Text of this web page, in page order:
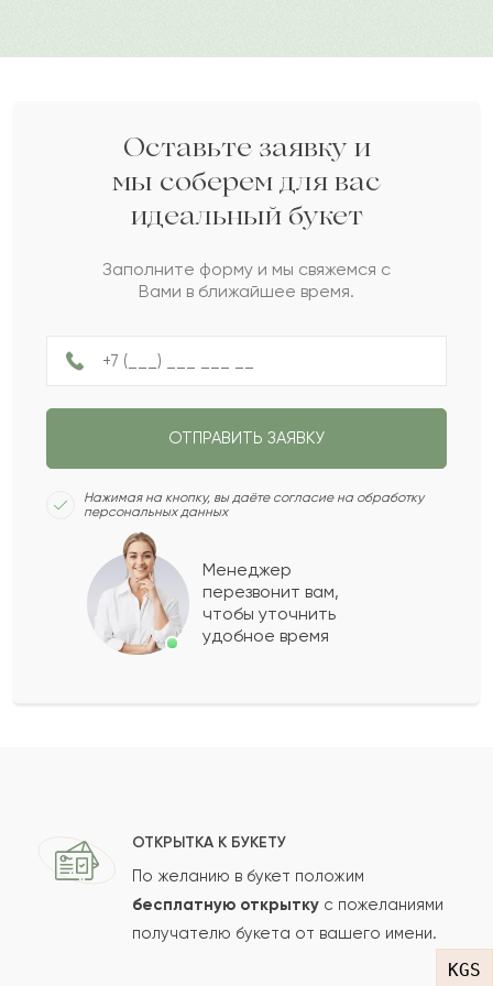
KGS
Б 2022-09-10
Божей
2022-07-21
Равиль
2022-06-12
Халима
Миропия
Е Егизбай
Кондрат
Показать еще
Ваш e-mail
Оставьте заявку и
мы соберем для вас
идеальный букет
Заполните форму и мы свяжемся с
Вами в ближайшее время.
ОТПРАВИТЬ ЗАЯВКУ
Нажимая на кнопку, вы даёте согласие на обработку
персональных данных
Менеджер
перезвонит вам,
чтобы уточнить
удобное время
ОТКРЫТКА К БУКЕТУ
По желанию в букет положим
бесплатную открытку с пожеланиями
получателю букета от вашего имени.